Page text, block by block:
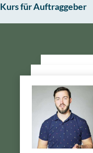
Kurs für Auftraggeber